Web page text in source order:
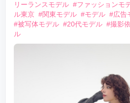
リーランスモデル #ファッションモ
ル東京 #関東モデル #モデル #広告
#被写体モデル #20代モデル #撮影
ル